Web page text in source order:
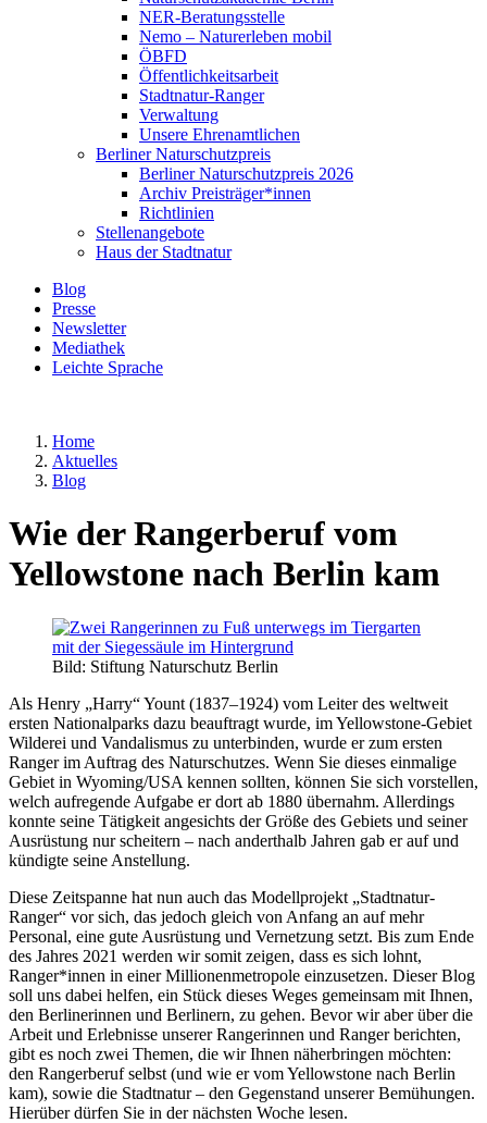
NER-Beratungsstelle
Nemo – Naturerleben mobil
ÖBFD
Öffentlichkeitsarbeit
Stadtnatur-Ranger
Verwaltung
Unsere Ehrenamtlichen
Berliner Naturschutzpreis
Berliner Naturschutzpreis 2026
Archiv Preisträger*innen
Richtlinien
Stellenangebote
Haus der Stadtnatur
Blog
Presse
Newsletter
Mediathek
Leichte Sprache
Home
Aktuelles
Blog
Wie der Rangerberuf vom
Yellowstone nach Berlin kam
Bild: Stiftung Naturschutz Berlin
Als Henry „Harry“ Yount (1837–1924) vom Leiter des weltweit
ersten Nationalparks dazu beauftragt wurde, im Yellowstone-Gebiet
Wilderei und Vandalismus zu unterbinden, wurde er zum ersten
Ranger im Auftrag des Naturschutzes. Wenn Sie dieses einmalige
Gebiet in Wyoming/USA kennen sollten, können Sie sich vorstellen,
welch aufregende Aufgabe er dort ab 1880 übernahm. Allerdings
konnte seine Tätigkeit angesichts der Größe des Gebiets und seiner
Ausrüstung nur scheitern – nach anderthalb Jahren gab er auf und
kündigte seine Anstellung.
Diese Zeitspanne hat nun auch das Modellprojekt „Stadtnatur-
Ranger“ vor sich, das jedoch gleich von Anfang an auf mehr
Personal, eine gute Ausrüstung und Vernetzung setzt. Bis zum Ende
des Jahres 2021 werden wir somit zeigen, dass es sich lohnt,
Ranger*innen in einer Millionenmetropole einzusetzen. Dieser Blog
soll uns dabei helfen, ein Stück dieses Weges gemeinsam mit Ihnen,
den Berlinerinnen und Berlinern, zu gehen. Bevor wir aber über die
Arbeit und Erlebnisse unserer Rangerinnen und Ranger berichten,
gibt es noch zwei Themen, die wir Ihnen näherbringen möchten:
den Rangerberuf selbst (und wie er vom Yellowstone nach Berlin
kam), sowie die Stadtnatur– den Gegenstand unserer Bemühungen.
Hierüber dürfen Sie in der nächsten Woche lesen.